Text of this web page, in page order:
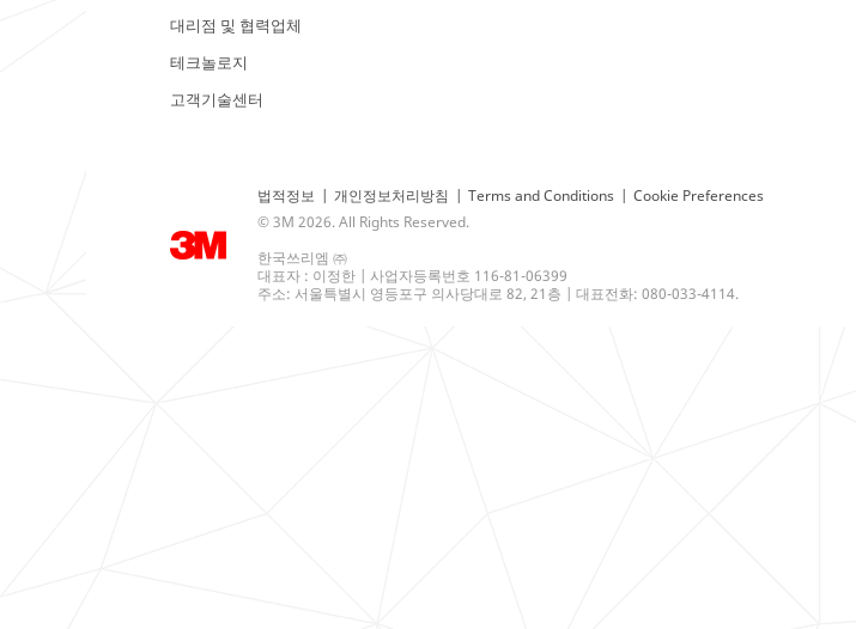
대리점 및 협력업체
테크놀로지
고객기술센터
법적정보 | 개인정보처리방침 | Terms and Conditions | Cookie Preferences
© 3M 2026. All Rights Reserved.
한국쓰리엠 ㈜
대표자 : 이정한 | 사업자등록번호 116-81-06399
주소: 서울특별시 영등포구 의사당대로 82, 21층 | 대표전화: 080-033-4114.